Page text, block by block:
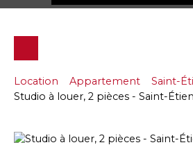
Location Appartement
Saint-
Studio à louer, 2 pièces - Saint-